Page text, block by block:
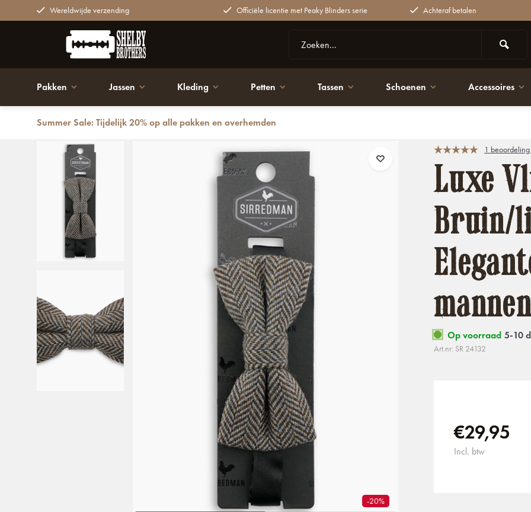
Wereldwijde verzending Officiële licentie met Peaky Blinders serie Achteraf betalen
Pakken Jassen Kleding Petten Tassen Schoenen Accessoires
Summer Sale: Tijdelijk 20% op alle pakken en overhemden
Terug Luxe Vlinderdas | Bruin/lichtblauw | Tweed | Elegante vlinderdas voor mannen
-20%
1
Luxe
Bruin/
Op voorraad 5-10
Art.nr: SR 24132
€29,95
Incl. btw